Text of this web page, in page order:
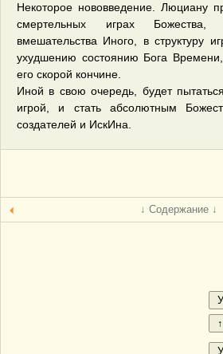
Некоторое нововведение. Люциану
смертельных играх
вмешательства Иного, в структуру
ухудшению состоянию Бога
его скорой кончине.
Иной в свою очередь, будет
игрой, и стать абсолютным
создателей и ИскИна.
↓ Содержание ↓